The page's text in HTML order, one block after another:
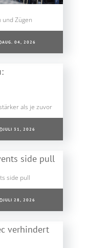
und Zügen
AUG. 04, 2026
als je zuvor
JULI 31, 2026
side pull
JULI 28, 2026